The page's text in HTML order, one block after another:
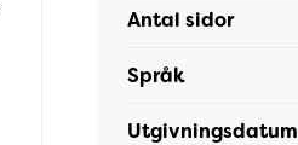
Antal sidor
Språk
Utgivningsdatum